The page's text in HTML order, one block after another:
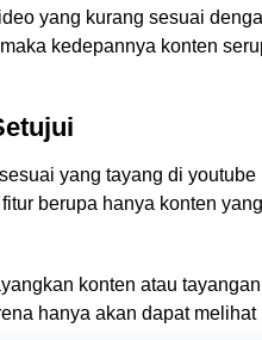
yang kurang sesuai
kedepannya konten
yang tayang di
berupa hanya konten
konten atau
hanya akan dapat